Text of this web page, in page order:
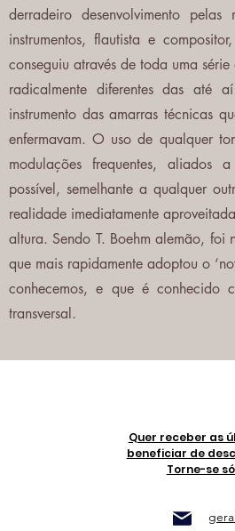
derradeiro desenvolvimento
instrumentos, flautista e
conseguiu através de toda uma
radicalmente diferentes das até
instrumento das amarras técnicas
enfermavam. O uso de qualquer
modulações frequentes, aliados
possível, semelhante a qualquer
realidade imediatamente
altura. Sendo T. Boehm alemão, foi
que mais rapidamente adoptou o
conhecemos, e que é conhecido
transversal.
Quer receber as
beneficiar de
Torne-se